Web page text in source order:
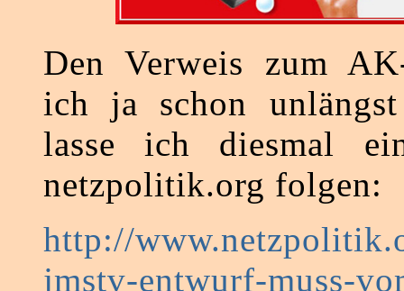
Den Verweis zum
ich ja schon
lasse ich diesmal
netzpolitik.org folgen:
http://
jmstv-entwurf-muss-